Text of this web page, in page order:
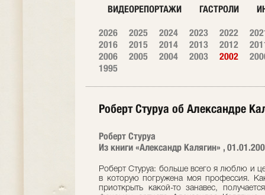
ВИДЕОРЕПОРТАЖИ ГАСТРОЛИ
2026 2025 2024 2023 2022
2016
2015 2014 2013 2012
2006
2005 2004 2003 2002
1995
Роберт Стуруа об Александре
Роберт Стуруа
Из книги «Александр Калягин» ,
Роберт Стуруа: больше всего я люблю и
в которую погружена моя профессия.
приоткрыть какой-то занавес,